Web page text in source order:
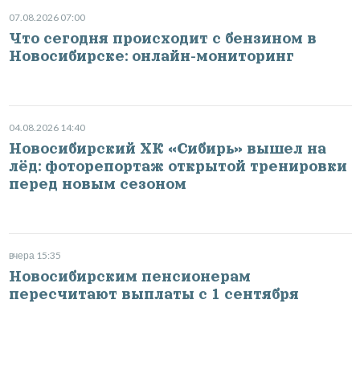
07.08.2026 07:00
Что сегодня происходит с бензином в
Новосибирске: онлайн-мониторинг
04.08.2026 14:40
Новосибирский ХК «Сибирь» вышел на
лёд: фоторепортаж открытой тренировки
перед новым сезоном
вчера 15:35
Новосибирским пенсионерам
пересчитают выплаты с 1 сентября